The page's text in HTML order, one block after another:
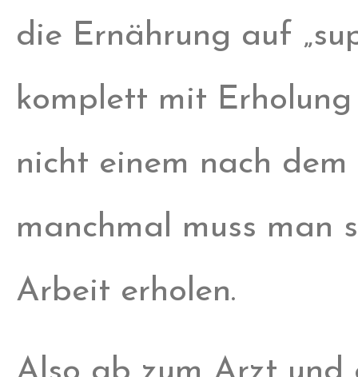
die Ernährung auf
komplett mit
nicht einem nach
manchmal muss man
Arbeit erholen.